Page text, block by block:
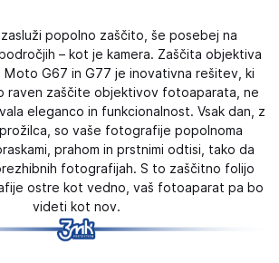
popolno zaščito, še posebej na
– kot je kamera. Zaščita objektiva
Moto G67 in G77 je inovativna rešitev, ki
raven zaščite objektivov fotoaparata, ne
eleganco in funkcionalnost. Vsak dan, z
so vaše fotografije popolnoma
prahom in prstnimi odtisi, tako da
fotografijah. S to zaščitno folijo
ostre kot vedno, vaš fotoaparat pa bo
videti kot nov.